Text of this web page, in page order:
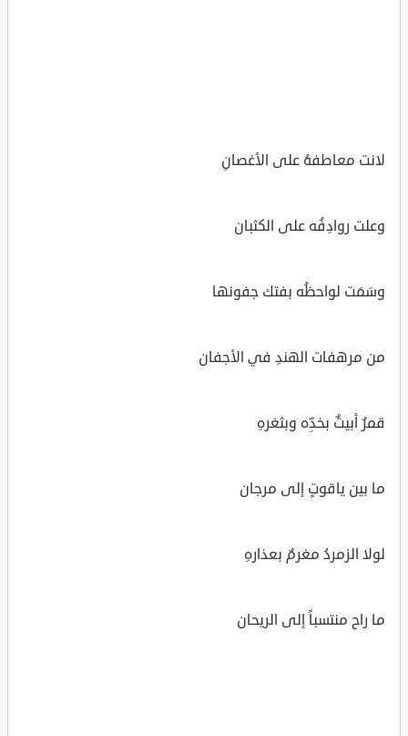
لانت معاطفهُ على الأغصانِ
وعلت روادِفُه على الكثبان
وسَمَت لواحظُه بفتك جفونها
من مرهفات الهندِ في الأجفان
قمرٌ أبيتٌ بخدِّه وبثغرهِ
ما بين ياقوتٍ إلى مرجان
لولا الزمردُ مغرمٌ بعذارهِ
ما راح منتسباً إلى الريحان